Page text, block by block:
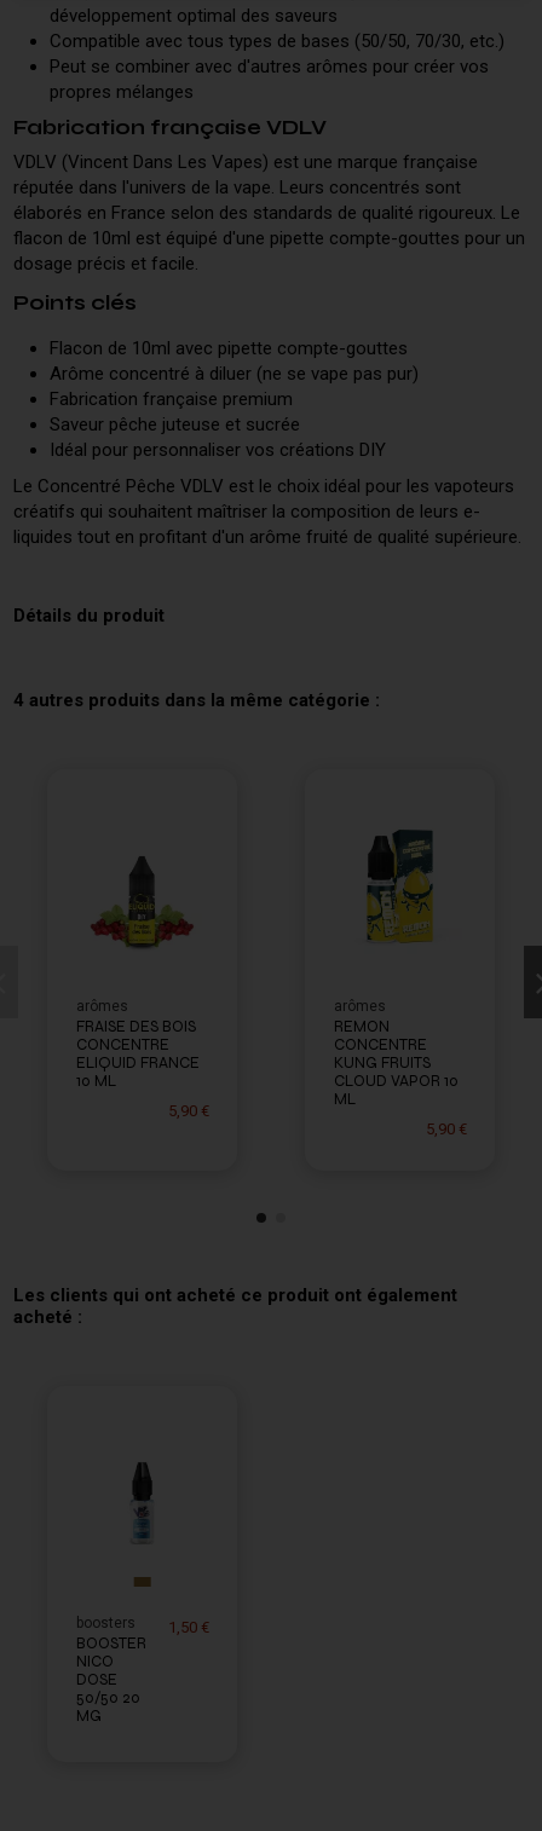
développement optimal des saveurs
Compatible avec tous types de bases (50/50, 70/30, etc.)
Peut se combiner avec d'autres arômes pour créer vos
propres mélanges
Fabrication française VDLV
VDLV (Vincent Dans Les Vapes) est une marque française
réputée dans l'univers de la vape. Leurs concentrés sont
élaborés en France selon des standards de qualité rigoureux. Le
flacon de 10ml est équipé d'une pipette compte-gouttes pour un
dosage précis et facile.
Points clés
Flacon de 10ml avec pipette compte-gouttes
Arôme concentré à diluer (ne se vape pas pur)
Fabrication française premium
Saveur pêche juteuse et sucrée
Idéal pour personnaliser vos créations DIY
Le Concentré Pêche VDLV est le choix idéal pour les vapoteurs
créatifs qui souhaitent maîtriser la composition de leurs e-
liquides tout en profitant d'un arôme fruité de qualité supérieure.
Détails du produit
4 autres produits dans la même catégorie :
arômes
FRAISE DES BOIS
CONCENTRE
ELIQUID FRANCE
10 ML
5,90 €
arômes
REMON
CONCENTRE
KUNG FRUITS
CLOUD VAPOR 10
ML
5,90 €
Les clients qui ont acheté ce produit ont également
acheté :
boosters
BOOSTER
NICO
DOSE
50/50 20
MG
1,50 €